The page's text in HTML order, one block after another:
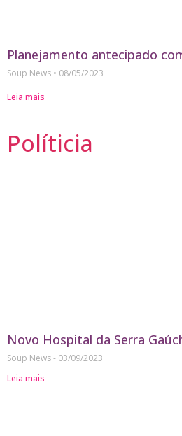
Planejamento antecipado
Soup News
08/05/2023
Leia mais
Políticia
Novo Hospital da Serra
Soup News
03/09/2023
Leia mais